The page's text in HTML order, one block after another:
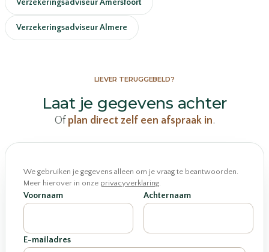
Verzekeringsadviseur Amersfoort
Verzekeringsadviseur Almere
LIEVER TERUGGEBELD?
Laat je gegevens achter
Of plan direct zelf een afspraak in.
We gebruiken je gegevens alleen om je vraag te beantwoorden.
Meer hierover in onze privacyverklaring.
Voornaam Achternaam
E-mailadres